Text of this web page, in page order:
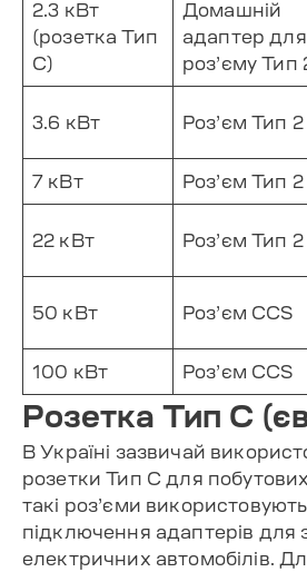
2.3 кВт
(розетка Тип
C)
Домашній
адаптер для
роз’єму Тип
3.6 кВт Роз’єм Тип 2
7 кВт Роз’єм Тип 2
22 кВт Роз’єм Тип 2
50 кВт Роз’єм CCS
100 кВт Роз’єм CCS
Розетка Тип C
В Україні зазвичай
розетки Тип C для
такі роз’єми
підключення адаптерів для
електричних автомобілів.